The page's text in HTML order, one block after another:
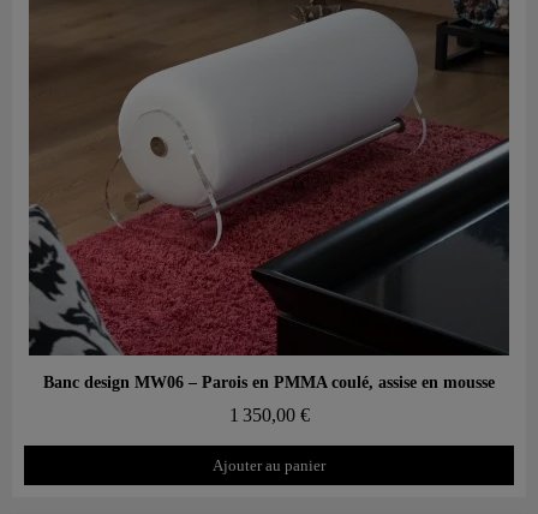
Aperçu rapide
Banc design MW06 – Parois en PMMA coulé, assise en mousse
1 350,00 €
Ajouter au panier